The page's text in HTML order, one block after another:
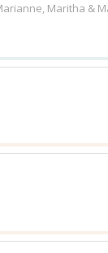
Maritha &